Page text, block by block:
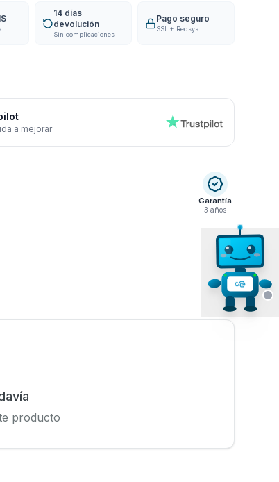
14 días
devolución
Sin complicaciones
Pago seguro
SSL + Redsys
a mejorar
Garantía
3 años
producto